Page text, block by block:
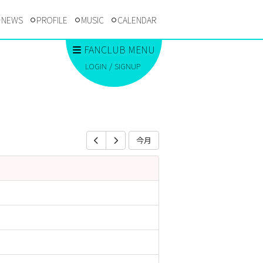
NEWS PROFILE MUSIC CALENDAR
FANCLUB MENU
LOGIN SIGNUP
今月